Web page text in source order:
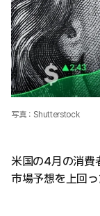
写真：Shutterstock
米国の4月の消費
市場予想を上回っ